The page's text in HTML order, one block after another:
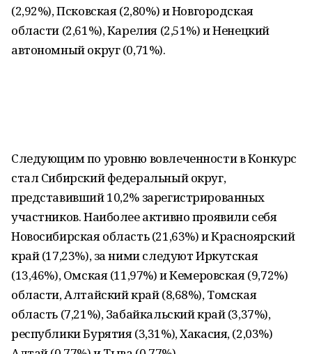
(2,92%), Псковская (2,80%) и Новгородская
области (2,61%), Карелия (2,51%) и Ненецкий
автономный округ (0,71%).
Следующим по уровню вовлеченности в Конкурс
стал Сибирский федеральный округ,
представивший 10,2% зарегистрированных
участников. Наиболее активно проявили себя
Новосибирская область (21,63%) и Красноярский
край (17,23%), за ними следуют Иркутская
(13,46%), Омская (11,97%) и Кемеровская (9,72%)
области, Алтайский край (8,68%), Томская
область (7,21%), Забайкальский край (3,37%),
республики Бурятия (3,31%), Хакасия, (2,03%)